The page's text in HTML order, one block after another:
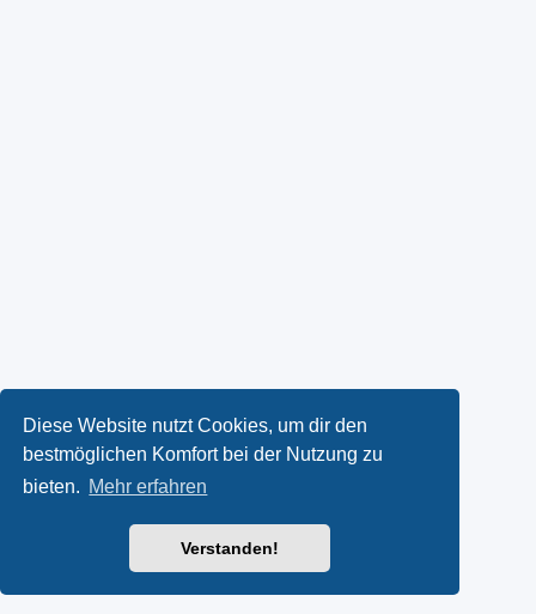
Diese Website nutzt Cookies, um dir den
bestmöglichen Komfort bei der Nutzung zu
bieten. Mehr erfahren
Verstanden!